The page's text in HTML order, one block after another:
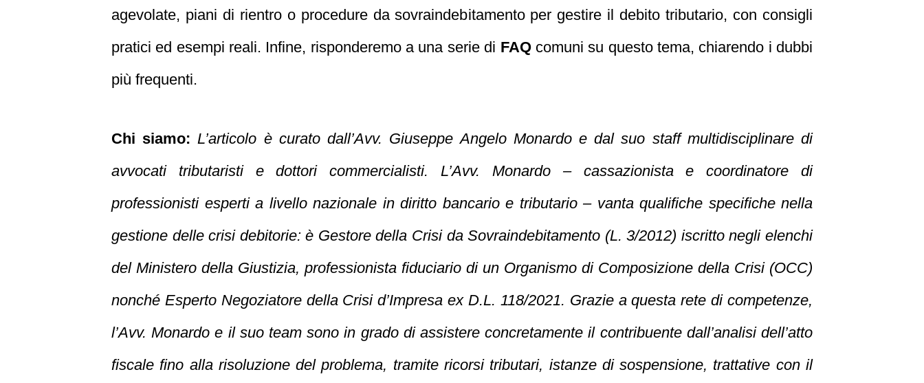
agevolate, piani di rientro o procedure da sovraindebitamento per gestire il debito tributario, con consigli
pratici ed esempi reali. Infine, risponderemo a una serie di FAQcomuni su questo tema, chiarendo i dubbi
più frequenti.
Chi siamo: L’articolo è curato dall’Avv. Giuseppe Angelo Monardo e dal suo staff multidisciplinare di
avvocati tributaristi e dottori commercialisti. L’Avv. Monardo – cassazionista e coordinatore di
professionisti esperti a livello nazionale in diritto bancario e tributario – vanta qualifiche specifiche nella
gestione delle crisi debitorie: è Gestore della Crisi da Sovraindebitamento (L. 3/2012) iscritto negli elenchi
del Ministero della Giustizia, professionista fiduciario di un Organismo di Composizione della Crisi (OCC)
nonché Esperto Negoziatore della Crisi d’Impresa ex D.L. 118/2021. Grazie a questa rete di competenze,
l’Avv. Monardo e il suo team sono in grado di assistere concretamente il contribuente dall’analisi dell’atto
fiscale fino alla risoluzione del problema, tramite ricorsi tributari, istanze di sospensione, trattative con il